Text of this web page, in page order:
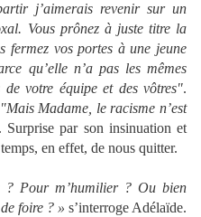
j’aimerais revenir sur un
Vous prônez à juste titre la
fermez vos portes à une jeune
qu’elle n’a pas les mêmes
votre équipe et des vôtres".
"Mais Madame, le racisme n’est
. Surprise par son insinuation et
en effet, de nous quitter.
? Pour m’humilier ? Ou bien
foire ? » s’interroge Adélaïde.